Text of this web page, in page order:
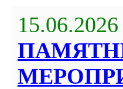
15.06.2026